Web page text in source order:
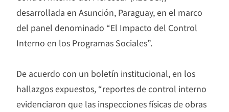
desarrollada en Asunción, Paraguay, en el marco
del panel denominado “El Impacto del Control
Interno en los Programas Sociales”.
De acuerdo con un boletín institucional, en los
hallazgos expuestos, “reportes de control interno
evidenciaron que las inspecciones físicas de obras